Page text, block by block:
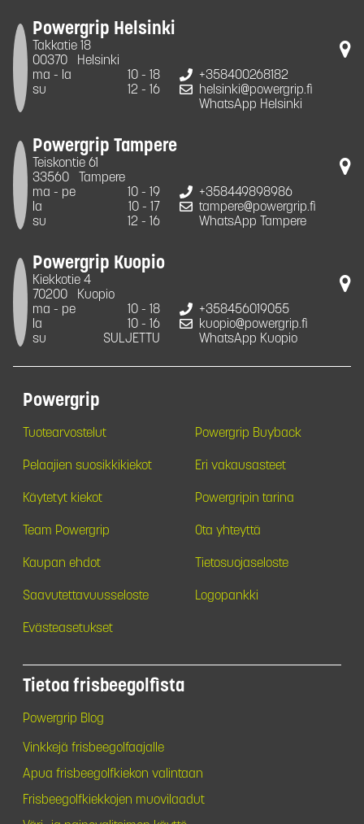
Powergrip Helsinki
Takkatie 18
00370
Helsinki
ma - la
10 - 18
su
12 - 16
+358400268182
helsinki@powergrip.fi
WhatsApp Helsinki
Powergrip Tampere
Teiskontie 61
33560
Tampere
ma - pe
10 - 19
la
10 - 17
su
12 - 16
+358449898986
tampere@powergrip.fi
WhatsApp Tampere
Powergrip Kuopio
Kiekkotie 4
70200
Kuopio
ma - pe
10 - 18
la
10 - 16
su
SULJETTU
+358456019055
kuopio@powergrip.fi
WhatsApp Kuopio
Powergrip
Tuotearvostelut Powergrip Buyback
Pelaajien suosikkikiekot Eri vakausasteet
Käytetyt kiekot Powergripin tarina
Team Powergrip Ota yhteyttä
Kaupan ehdot Tietosuojaseloste
Saavutettavuusseloste Logopankki
Evästeasetukset
Tietoa frisbeegolfista
Powergrip Blog
Vinkkejä frisbeegolfaajalle
Apua frisbeegolfkiekon valintaan
Frisbeegolfkiekkojen muovilaadut